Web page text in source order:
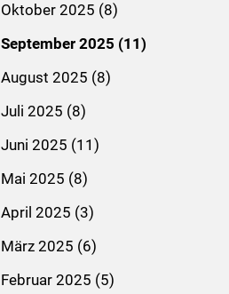
Oktober 2025 (8)
September 2025 (11)
August 2025 (8)
Juli 2025 (8)
Juni 2025 (11)
Mai 2025 (8)
April 2025 (3)
März 2025 (6)
Februar 2025 (5)